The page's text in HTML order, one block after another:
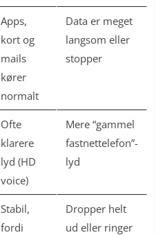
Apps,
kort og
mails
kører
normalt
Data er meget
langsom eller
stopper
Ofte
klarere
lyd (HD
voice)
Mere “gammel
fastnettelefon”-
lyd
Stabil,
fordi
Dropper helt
ud eller ringer